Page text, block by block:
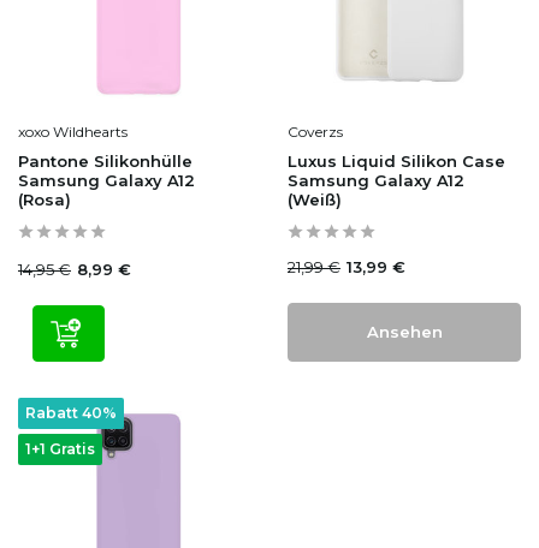
xoxo Wildhearts
Pantone Silikonhülle
Samsung Galaxy A12
(Rosa)
14,95 € 8,99 €
Coverzs
Luxus Liquid Silikon Case
Samsung Galaxy A12
(Weiß)
21,99 € 13,99 €
Ansehen
1+1 Gratis
Rabatt 40%